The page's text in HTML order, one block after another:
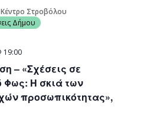
Κέντρο Στροβόλου
Δήμου
– «Σχέσεις σε
Η σκιά των
προσωπικότητας»,
19:00